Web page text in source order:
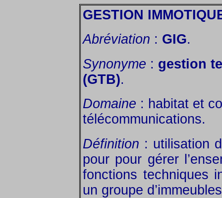
GESTION
Abréviation : GIG.
Synonyme : gestion
(GTB).
Domaine : habitat et
télécommunications.
Définition : utilisation
pour pour gérer
fonctions techniques
un groupe